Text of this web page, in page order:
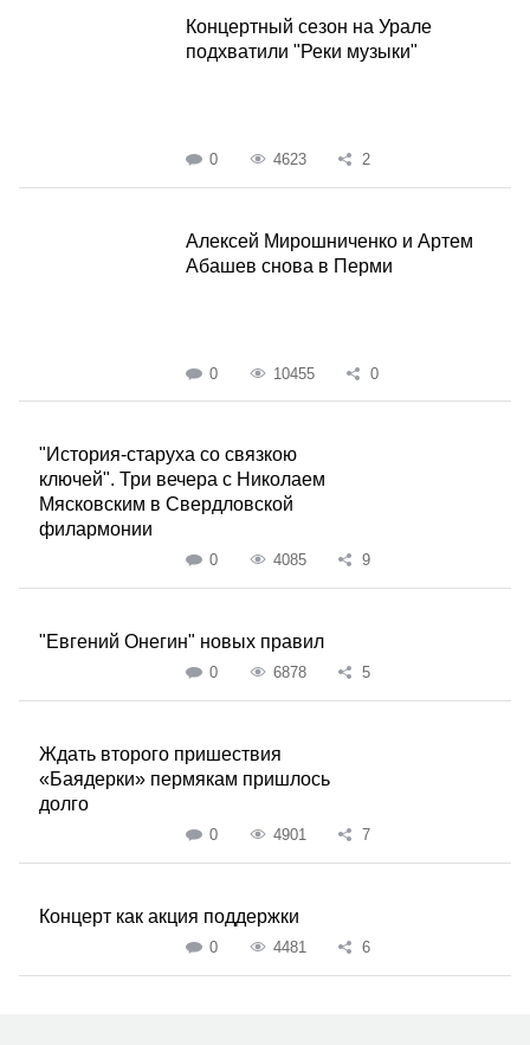
Концертный сезон на Урале
подхватили "Реки музыки"
0 4623 2
Алексей Мирошниченко и Артем
Абашев снова в Перми
0 10455 0
"История-старуха со связкою
ключей". Три вечера с Николаем
Мясковским в Свердловской
филармонии
0 4085 9
"Евгений Онегин" новых правил
0 6878 5
Ждать второго пришествия
«Баядерки» пермякам пришлось
долго
0 4901 7
Концерт как акция поддержки
0 4481 6